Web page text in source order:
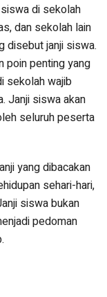
di sekolah
dan sekolah lain
disebut janji siswa.
poin penting yang
sekolah wajib
Janji siswa akan
seluruh peserta
yang dibacakan
sehari-hari,
siswa bukan
pedoman